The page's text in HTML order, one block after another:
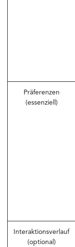
Präferenzen
(essenziell)
Interaktionsverlauf
(optional)